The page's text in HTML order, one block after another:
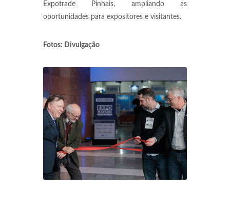
Expotrade Pinhais, ampliando as
oportunidades para expositores e visitantes.
Fotos: Divulgação